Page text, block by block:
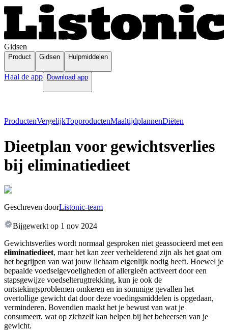
Gidsen
Product Gidsen Hulpmiddelen
Haal de app Download app
ProductenVergelijkTopproductenMaaltijdplannenDiëten
Dieetplan voor gewichtsverlies
bij eliminatiedieet
Geschreven doorListonic-team
Bijgewerkt op 1 nov 2024
Gewichtsverlies wordt normaal gesproken niet geassocieerd met een
eliminatiedieet, maar het kan zeer verhelderend zijn als het gaat om
het begrijpen van wat jouw lichaam eigenlijk nodig heeft. Hoewel je
bepaalde voedselgevoeligheden of allergieën activeert door een
stapsgewijze voedselterugtrekking, kun je ook de
ontstekingsproblemen omkeren en in sommige gevallen het
overtollige gewicht dat door deze voedingsmiddelen is opgedaan,
verminderen. Bovendien maakt het je bewust van wat je
consumeert, wat op zichzelf kan helpen bij het beheersen van je
gewicht.